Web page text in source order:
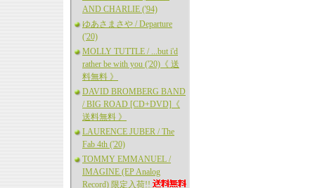
AND CHARLIE ('94)
ゆあさまさや / Departure
('20)
MOLLY TUTTLE / ...but i'd
rather be with you ('20)《 送
料無料 》
DAVID BROMBERG BAND
/ BIG ROAD [CD+DVD]《
送料無料 》
LAURENCE JUBER / The
Fab 4th ('20)
TOMMY EMMANUEL /
IMAGINE (EP Analog
Record) 限定入荷!!